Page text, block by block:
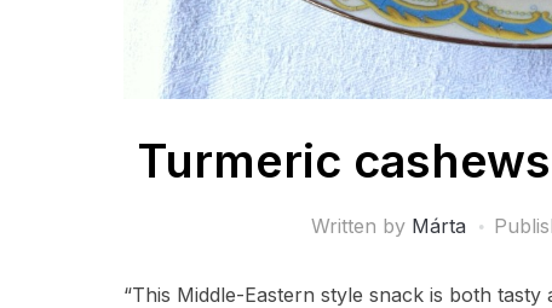
Turmeric
Written by Márta
“This Middle-Eastern style snack is both